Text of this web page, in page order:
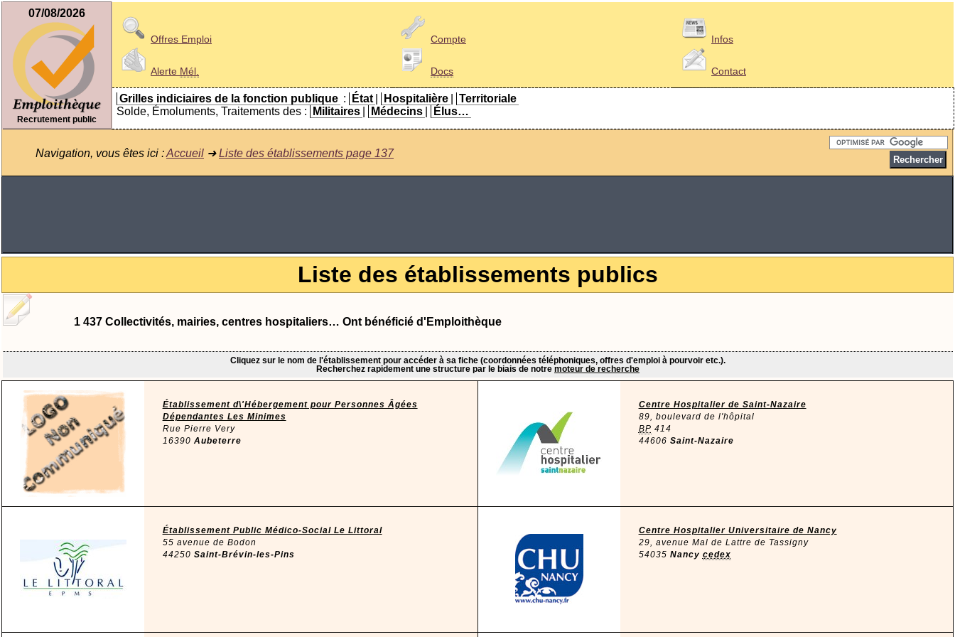
07/08/2026
Recrutement public
Offres Emploi
Alerte Mél.
Compte
Docs
Infos
Contact
Grilles indiciaires de la fonction publique : État Hospitalière
Territoriale
Solde, Émoluments, Traitements des :
Militaires Médecins Élus…
Navigation, vous êtes ici :Accueil ➜Liste des établissements page 137
Liste des établissements publics
1 437 Collectivités, mairies, centres hospitaliers… Ont bénéficié d'Emploithèque
Cliquez sur le nom de l'établissement pour accéder à sa fiche (coordonnées téléphoniques, offres d'emploi à pourvoir etc.).
Recherchez rapidement une structure par le biais de notre moteur de recherche
Établissement d\'Hébergement pour Personnes Âgées
Dépendantes Les Minimes
Rue Pierre Very
16390 Aubeterre
Centre Hospitalier de Saint-Nazaire
89, boulevard de l'hôpital
BP 414
44606 Saint-Nazaire
Établissement Public Médico-Social Le Littoral
55 avenue de Bodon
44250 Saint-Brévin-les-Pins
Centre Hospitalier Universitaire de Nancy
29, avenue Mal de Lattre de Tassigny
54035 Nancy cedex